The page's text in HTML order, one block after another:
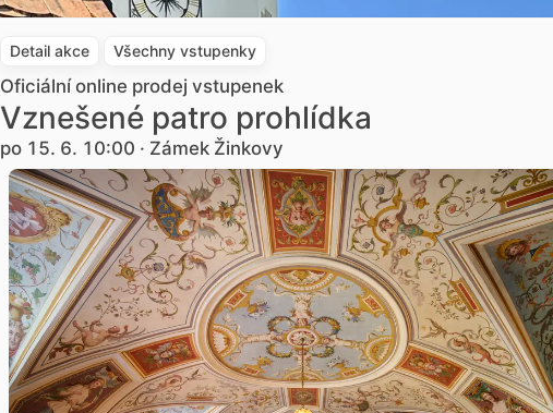
Detail akce Všechny vstupenky
Oficiální online prodej vstupenek
Vznešené patro prohlídka
po 15. 6. 10:00 · Zámek Žinkovy